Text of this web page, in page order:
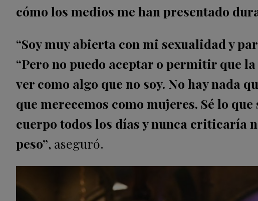
cómo los medios me han presentado
“Soy muy abierta con mi sexualidad y
“Pero no puedo aceptar o permitir que
ver como algo que no soy. No hay nada
que merecemos como mujeres. Sé lo
cuerpo todos los días y nunca criticaría
peso”, aseguró.